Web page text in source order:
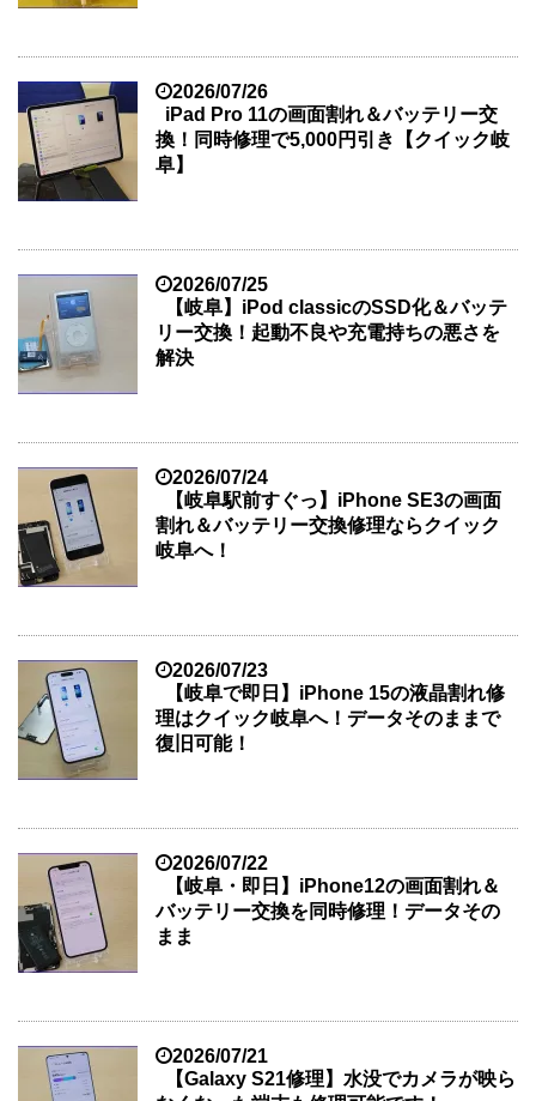
2026/07/26
iPad Pro 11の画面割れ＆バッテリー交
換！同時修理で5,000円引き【クイック岐
阜】
2026/07/25
【岐阜】iPod classicのSSD化＆バッテ
リー交換！起動不良や充電持ちの悪さを
解決
2026/07/24
【岐阜駅前すぐっ】iPhone SE3の画面
割れ＆バッテリー交換修理ならクイック
岐阜へ！
2026/07/23
【岐阜で即日】iPhone 15の液晶割れ修
理はクイック岐阜へ！データそのままで
復旧可能！
2026/07/22
【岐阜・即日】iPhone12の画面割れ＆
バッテリー交換を同時修理！データその
まま
2026/07/21
【Galaxy S21修理】水没でカメラが映ら